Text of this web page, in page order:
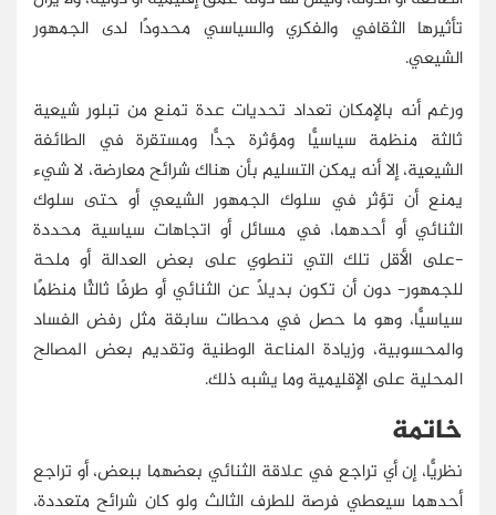
تأثيرها الثقافي والفكري والسياسي محدودًا لدى الجمهور
الشيعي.
ورغم أنه بالإمكان تعداد تحديات عدة تمنع من تبلور شيعية
ثالثة منظمة سياسيًّا ومؤثرة جدًّا ومستقرة في الطائفة
الشيعية، إلا أنه يمكن التسليم بأن هناك شرائح معارضة، لا شيء
يمنع أن تؤثر في سلوك الجمهور الشيعي أو حتى سلوك
الثنائي أو أحدهما، في مسائل أو اتجاهات سياسية محددة
-على الأقل تلك التي تنطوي على بعض العدالة أو ملحة
للجمهور- دون أن تكون بديلًا عن الثنائي أو طرفًا ثالثًا منظمًا
سياسيًّا، وهو ما حصل في محطات سابقة مثل رفض الفساد
والمحسوبية، وزيادة المناعة الوطنية وتقديم بعض المصالح
المحلية على الإقليمية وما يشبه ذلك.
خاتمة
نظريًّا، إن أي تراجع في علاقة الثنائي بعضهما ببعض، أو تراجع
أحدهما سيعطي فرصة للطرف الثالث ولو كان شرائح متعددة،